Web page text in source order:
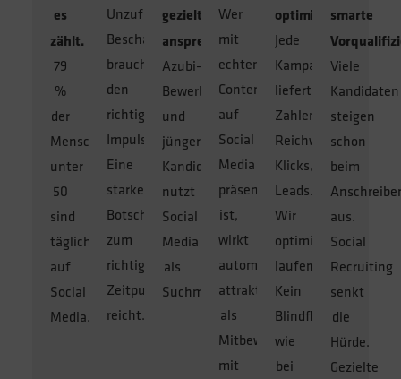
es
zählt.
79
%
der
Menschen
unter
50
sind
täglich
auf
Social
Media.
Unzufriedene
Beschäftigte
brauchen
den
richtigen
Impuls.
Eine
starke
Botschaft
zum
richtigen
Zeitpunkt
reicht.
gezielt
ansprechen
Azubi-
Bewerber
und
jüngere
Kandidaten
nutzt
Social
Media
als
Suchmaschine.
Wer
mit
echtem
Content
auf
Social
Media
präsent
ist,
wirkt
automatisch
attraktiver
als
Mitbewerber
mit
optimierbar
Jede
Kampagne
liefert
Zahlen:
Reichweite,
Klicks,
Leads.
Wir
optimieren
laufend.
Kein
Blindflug
wie
bei
smarte
Viele
Kandidaten
steigen
schon
beim
aus.
Social
Recruiting
senkt
die
Hürde.
Gezielte